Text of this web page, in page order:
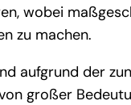
wobei
zu machen.
aufgrund der
großer